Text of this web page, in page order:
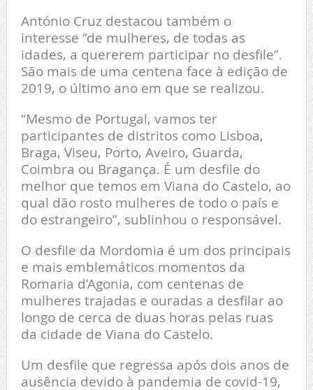
António Cruz destacou também o
interesse “de mulheres, de todas as
idades, a quererem participar no desfile”.
São mais de uma centena face à edição de
2019, o último ano em que se realizou.
“Mesmo de Portugal, vamos ter
participantes de distritos como Lisboa,
Braga, Viseu, Porto, Aveiro, Guarda,
Coimbra ou Bragança. É um desfile do
melhor que temos em Viana do Castelo, ao
qual dão rosto mulheres de todo o país e
do estrangeiro”, sublinhou o responsável.
O desfile da Mordomia é um dos principais
e mais emblemáticos momentos da
Romaria d’Agonia, com centenas de
mulheres trajadas e ouradas a desfilar ao
longo de cerca de duas horas pelas ruas
da cidade de Viana do Castelo.
Um desfile que regressa após dois anos de
ausência devido à pandemia de covid-19,